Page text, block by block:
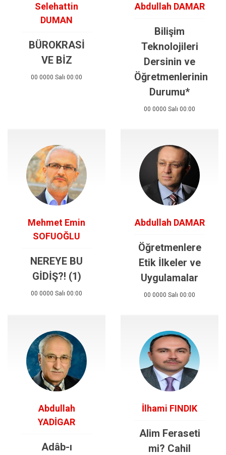
Selehattin
DUMAN
BÜROKRASİ
VE BİZ
00 0000 Salı 00:00
Abdullah DAMAR
Bilişim
Teknolojileri
Dersinin ve
Öğretmenlerinin
Durumu*
00 0000 Salı 00:00
Mehmet Emin
SOFUOĞLU
NEREYE BU
GİDİŞ?! (1)
00 0000 Salı 00:00
Abdullah DAMAR
Öğretmenlere
Etik İlkeler ve
Uygulamalar
00 0000 Salı 00:00
Abdullah
YADİGAR
Adâb-ı
İlhami FINDIK
Alim Feraseti
mi? Cahil